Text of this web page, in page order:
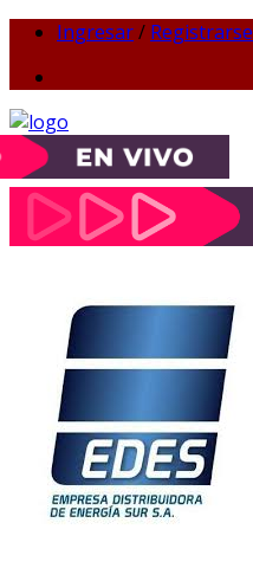
Ingresar/ Registrarse